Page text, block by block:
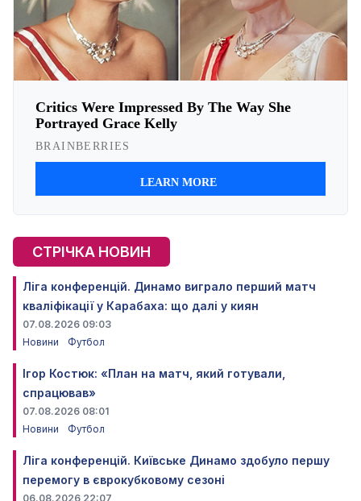
СТРІЧКА НОВИН
Ліга конференцій. Динамо виграло перший матч
кваліфікації у Карабаха: що далі у киян
07.08.2026 09:03
Новини
Футбол
Ігор Костюк: «План на матч, який готували,
спрацював»
07.08.2026 08:01
Новини
Футбол
Ліга конференцій. Київське Динамо здобуло першу
перемогу в єврокубковому сезоні
06.08.2026 22:07